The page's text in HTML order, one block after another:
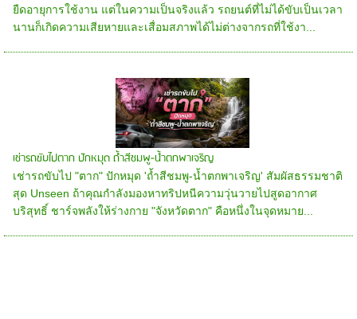
ยืดอายุการใช้งาน แต่ในความเป็นจริงแล้ว รถยนต์ที่ไม่ได้ขับเป็นเวลา
นานก็เกิดความเสียหายและเสื่อมสภาพได้ไม่ต่างจากรถที่ใช้งา...
เช่ารถขับไปตาก ปักหมุด ถ้ำสีชมพู-น้ำตกพาเจริญ
เช่ารถขับไป "ตาก" ปักหมุด 'ถ้ำสีชมพู-น้ำตกพาเจริญ' สัมผัสธรรมชาติ
สุด Unseen ถ้าคุณกำลังมองหาทริปหนีความวุ่นวายไปสูดอากาศ
บริสุทธิ์ ชาร์จพลังให้ร่างกาย "จังหวัดตาก" คือหนึ่งในจุดหมาย...